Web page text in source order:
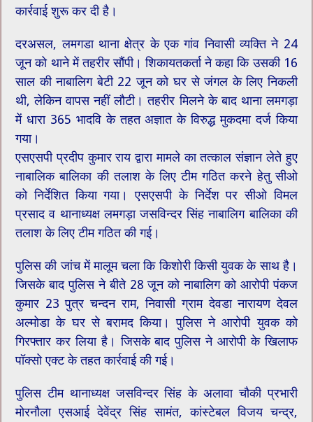
कार्रवाई शुरू कर दी है।
दरअसल, लमगडा थाना क्षेत्र के एक गांव निवासी व्यक्ति ने 24
जून को थाने में तहरीर सौंपी। शिकायतकर्ता ने कहा कि उसकी 16
साल की नाबालिग बेटी 22 जून को घर से जंगल के लिए निकली
थी, लेकिन वापस नहीं लौटी। तहरीर मिलने के बाद थाना लमगड़ा
में धारा 365 भादवि के तहत अज्ञात के विरुद्ध मुकदमा दर्ज किया
गया।
एसएसपी प्रदीप कुमार राय द्वारा मामले का तत्काल संज्ञान लेते हुए
नाबालिक बालिका की तलाश के लिए टीम गठित करने हेतु सीओ
को निर्देशित किया गया। एसएसपी के निर्देश पर सीओ विमल
प्रसाद व थानाध्यक्ष लमगड़ा जसविन्दर सिंह नाबालिग बालिका की
तलाश के लिए टीम गठित की गई।
पुलिस की जांच में मालूम चला कि किशोरी ​किसी युवक के साथ है।
जिसके बाद पुलिस ने बीते 28 जून को नाबालिग को आरोपी पंकज
कुमार 23 पुत्र चन्दन राम, निवासी ग्राम देवडा नारायण देवल
अल्मोडा के घर से बरामद किया। पुलिस ने आरोपी युवक को
गिरफ्तार कर लिया है। जिसके बाद पुलिस ने आरोपी के खिलाफ
पॉक्सो एक्ट के तहत कार्रवाई की गई।
पुलिस टीम थानाध्यक्ष जसविन्दर सिंह के अलावा चौकी प्रभारी
मोरनौला एसआई देवेंद्र सिंह सामंत, कांस्टेबल विजय चन्द्र,